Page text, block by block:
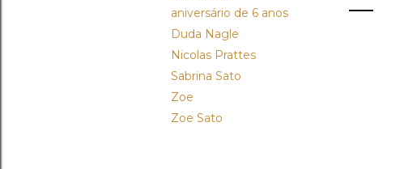
aniversário de 6 anos
Duda Nagle
Nicolas Prattes
Sabrina Sato
Zoe
Zoe Sato